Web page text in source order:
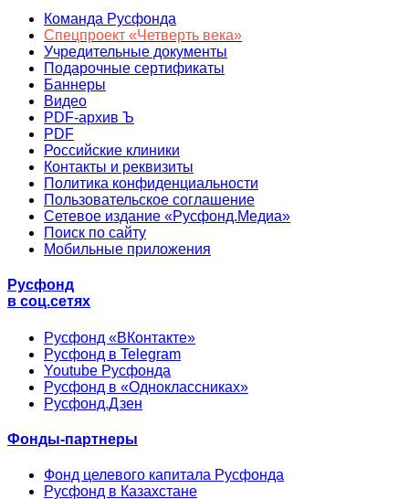
Команда Русфонда
Спецпроект «Четверть века»
Учредительные документы
Подарочные сертификаты
Баннеры
Видео
PDF-архив Ъ
PDF
Российские клиники
Контакты и реквизиты
Политика конфиденциальности
Пользовательское соглашение
Сетевое издание «Русфонд.Медиа»
Поиск по сайту
Мобильные приложения
Русфонд
в соц.сетях
Русфонд «ВКонтакте»
Русфонд в Telegram
Youtube Русфонда
Русфонд в «Одноклассниках»
Русфонд.Дзен
Фонды-партнеры
Фонд целевого капитала Русфонда
Русфонд в Казахстане